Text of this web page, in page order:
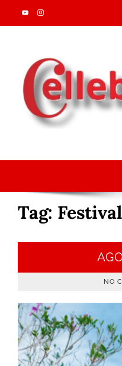
Skip
to
Tag:
NO